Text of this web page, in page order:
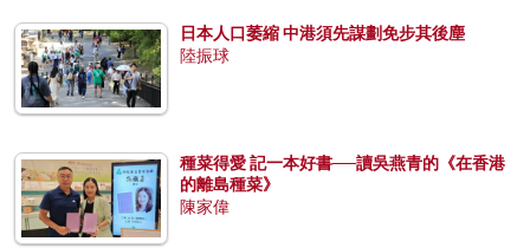
日本人口萎縮 中港須先謀劃免步其後塵
陸振球
種菜得愛 記一本好書──讀吳燕青的《在香港
的離島種菜》
陳家偉